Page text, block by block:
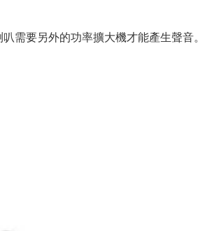
需要另外的功率擴大機才能產生聲音。